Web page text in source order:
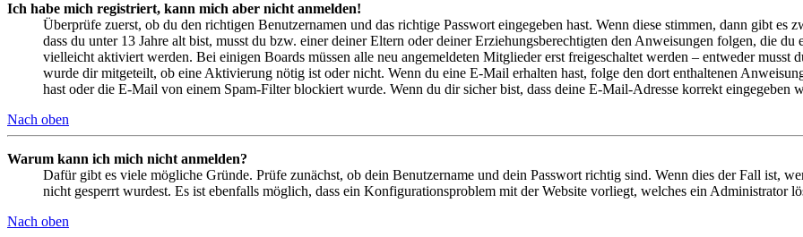
Ich habe mich registriert, kann mich aber nicht anmelden!
Überprüfe zuerst, ob du den richtigen Benutzernamen und das richtige Passwort eingegeben hast. Wenn diese stimmen, dann gibt es
dass du unter 13 Jahre alt bist, musst du bzw. einer deiner Eltern oder deiner Erziehungsberechtigten den Anweisungen folgen, die
vielleicht aktiviert werden. Bei einigen Boards müssen alle neu angemeldeten Mitglieder erst freigeschaltet werden – entweder musst
wurde dir mitgeteilt, ob eine Aktivierung nötig ist oder nicht. Wenn du eine E-Mail erhalten hast, folge den dort enthaltenen
hast oder die E-Mail von einem Spam-Filter blockiert wurde. Wenn du dir sicher bist, dass deine E-Mail-Adresse korrekt eingegeben
Nach oben
Warum kann ich mich nicht anmelden?
Dafür gibt es viele mögliche Gründe. Prüfe zunächst, ob dein Benutzername und dein Passwort richtig sind. Wenn dies der Fall ist,
nicht gesperrt wurdest. Es ist ebenfalls möglich, dass ein Konfigurationsproblem mit der Website vorliegt, welches ein Administrator
Nach oben